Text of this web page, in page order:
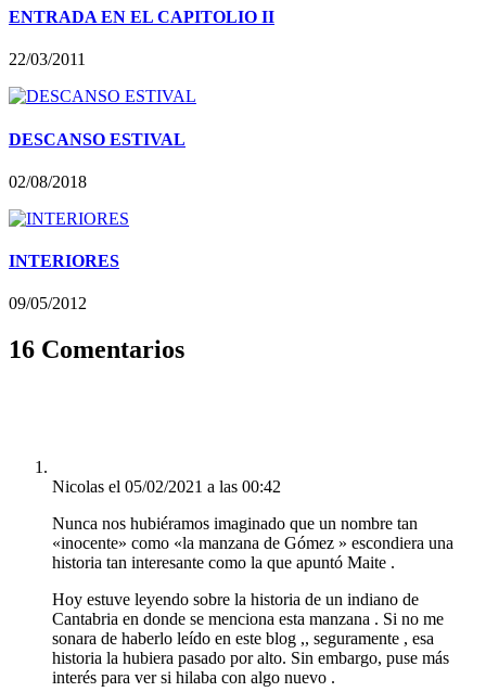
ENTRADA EN EL CAPITOLIO II
22/03/2011
DESCANSO ESTIVAL
02/08/2018
INTERIORES
09/05/2012
16 Comentarios
Nicolas el 05/02/2021 a las 00:42
Nunca nos hubiéramos imaginado que un nombre tan
«inocente» como «la manzana de Gómez » escondiera una
historia tan interesante como la que apuntó Maite .
Hoy estuve leyendo sobre la historia de un indiano de
Cantabria en donde se menciona esta manzana . Si no me
sonara de haberlo leído en este blog ,, seguramente , esa
historia la hubiera pasado por alto. Sin embargo, puse más
interés para ver si hilaba con algo nuevo .